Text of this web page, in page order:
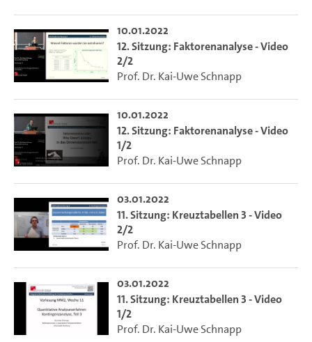
10.01.2022
12. Sitzung: Faktorenanalyse - Video
2/2
Prof. Dr. Kai-Uwe Schnapp
10.01.2022
12. Sitzung: Faktorenanalyse - Video
1/2
Prof. Dr. Kai-Uwe Schnapp
03.01.2022
11. Sitzung: Kreuztabellen 3 - Video
2/2
Prof. Dr. Kai-Uwe Schnapp
03.01.2022
11. Sitzung: Kreuztabellen 3 - Video
1/2
Prof. Dr. Kai-Uwe Schnapp